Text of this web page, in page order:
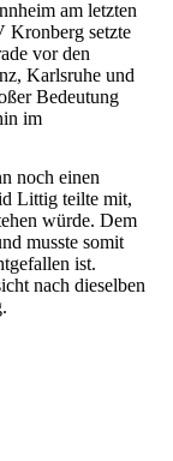
am letzten
Kronberg setzte
vor den
Karlsruhe und
Bedeutung
im
noch einen
Littig teilte mit,
würde. Dem
musste somit
ist.
nach dieselben